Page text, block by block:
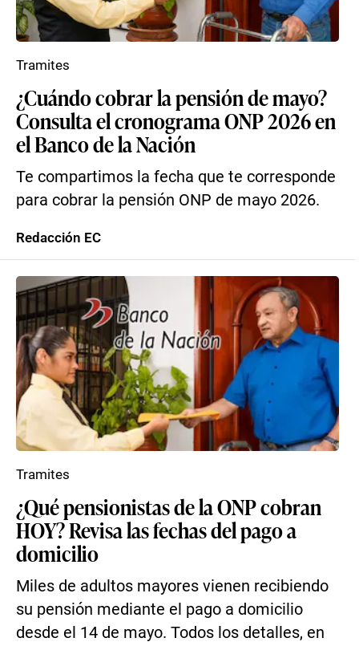
¿Cuándo cobrar la pensión de mayo?
Consulta el cronograma ONP 2026 en
el Banco de la Nación
Te compartimos la fecha que te corresponde
para cobrar la pensión ONP de mayo 2026.
Tramites
Redacción EC
¿Qué pensionistas de la ONP cobran
HOY? Revisa las fechas del pago a
domicilio
Miles de adultos mayores vienen recibiendo
su pensión mediante el pago a domicilio
desde el 14 de mayo. Todos los detalles, en
Tramites